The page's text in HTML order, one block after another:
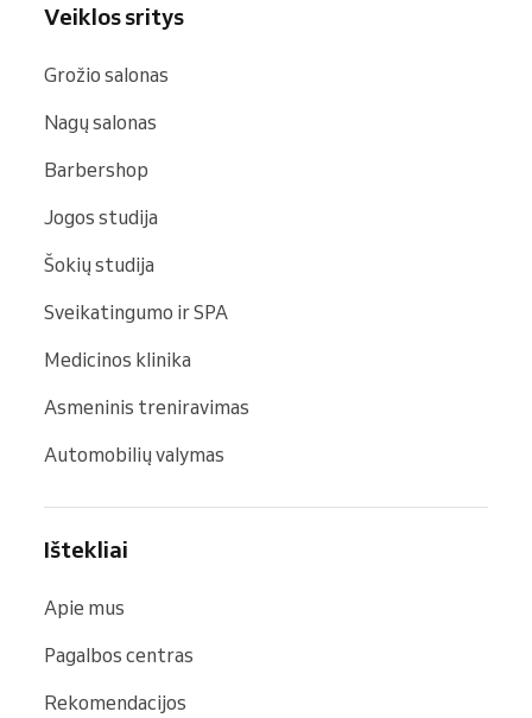
Veiklos sritys
Grožio salonas
Nagų salonas
Barbershop
Jogos studija
Šokių studija
Sveikatingumo ir SPA
Medicinos klinika
Asmeninis treniravimas
Automobilių valymas
Ištekliai
Apie mus
Pagalbos centras
Rekomendacijos